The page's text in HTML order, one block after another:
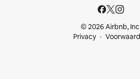
© 2026 Airbnb,
Privacy